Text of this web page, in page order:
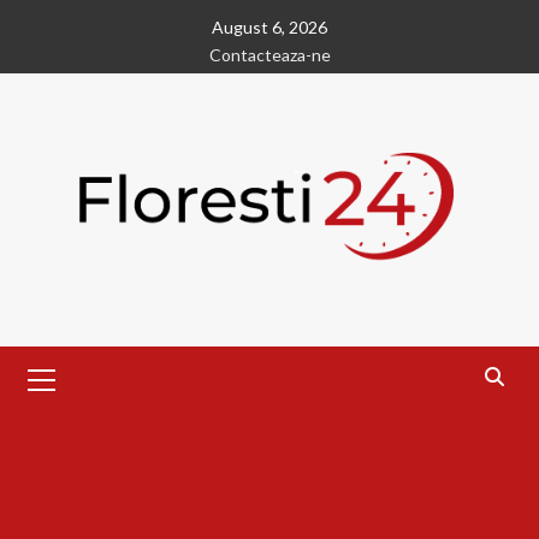
content
August 6, 2026
Contacteaza-ne
Menu